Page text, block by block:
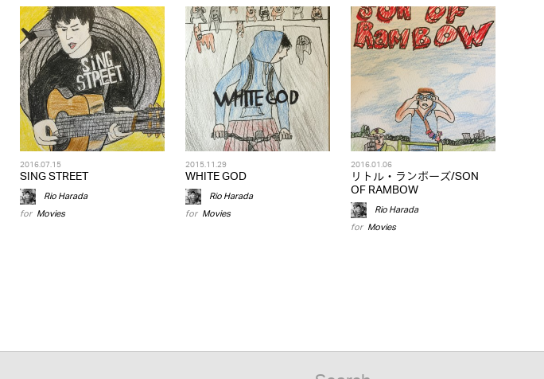
2016.07.15
SING STREET
Rio Harada
for Movies
2015.11.29
WHITE GOD
Rio Harada
for Movies
2016.01.06
リトル・ランボーズ/SON
OF RAMBOW
Rio Harada
for Movies